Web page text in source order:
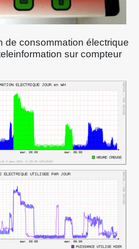
de consommation électrique
sur compteur